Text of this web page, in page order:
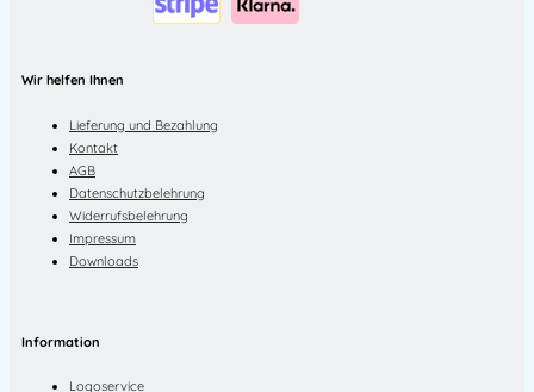
Wir helfen Ihnen
Lieferung und Bezahlung
Kontakt
AGB
Datenschutzbelehrung
Widerrufsbelehrung
Impressum
Downloads
Information
Logoservice